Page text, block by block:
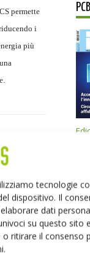
tecnologie
dispositivo. Il
dati
su questo sito
ritirare il consenso
permette
i
più